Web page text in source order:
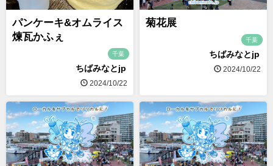
パンケーキ&オムライス
煉瓦かふぇ
千葉
ちばみなとjp
2024/10/22
菊花展
千葉
ちばみなとjp
2024/10/22